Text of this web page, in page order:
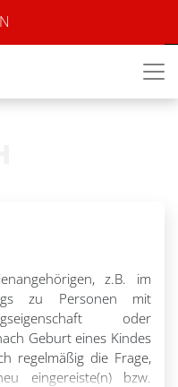
z.B. im
zu Personen mit
oder
Geburt eines Kindes
regelmäßig die Frage,
eingereiste(n) bzw.